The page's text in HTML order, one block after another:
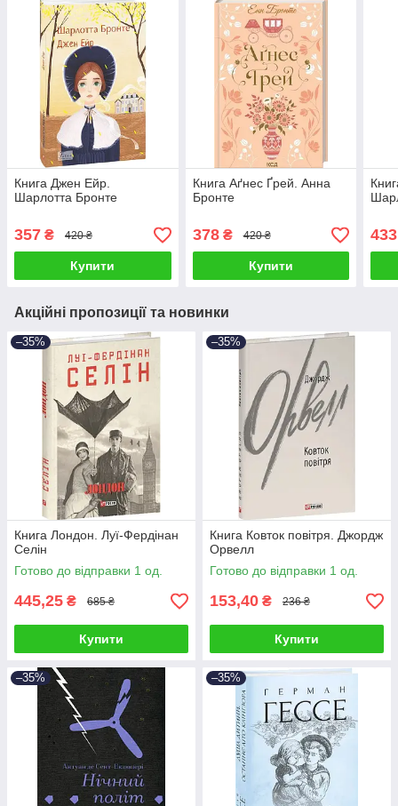
Книга Джен Ейр.
Шарлотта Бронте
357 ₴ 420 ₴
Купити
Книга Аґнес Ґрей. Анна
Бронте
378₴ 420 ₴
Купити
Акційні пропозиції та новинки
–35%
Книга Лондон. Луї-Фердінан
Селін
Готово до відправки 1 од.
445,25 ₴ 685 ₴
Купити
–35%
Книга Ковток повітря. Джордж
Орвелл
Готово до відправки 1 од.
153,40 ₴ 236 ₴
Купити
–35% –35%